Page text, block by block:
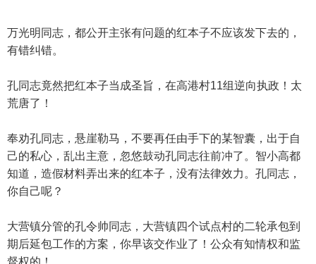
万光明同志，都公开主张有问题的红本子不应该发下去的，
有错纠错。
孔同志竟然把红本子当成圣旨，在高港村11组逆向执政！太
荒唐了！
奉劝孔同志，悬崖勒马，不要再任由手下的某智囊，出于自
己的私心，乱出主意，忽悠鼓动孔同志往前冲了。智小高都
知道，造假材料弄出来的红本子，没有法律效力。孔同志，
你自己呢？
大营镇分管的孔令帅同志，大营镇四个试点村的二轮承包到
期后延包工作的方案，你早该交作业了！公众有知情权和监